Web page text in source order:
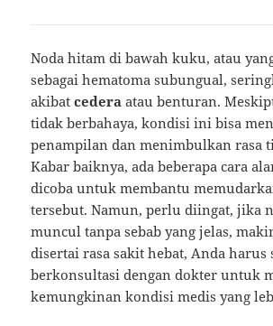
Noda hitam di bawah kuku, atau
sebagai hematoma subungual,
akibatcedera atau benturan.
tidak berbahaya, kondisi ini bisa
penampilan dan menimbulkan rasa
Kabar baiknya, ada beberapa cara
dicoba untuk membantu
tersebut. Namun, perlu diingat, jika
muncul tanpa sebab yang jelas,
disertai rasa sakit hebat, Anda harus
berkonsultasi dengan dokter untuk
kemungkinan kondisi medis yang